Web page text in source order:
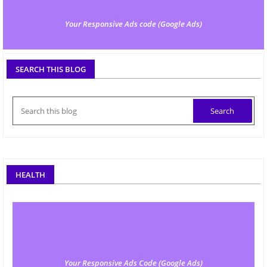
Your Responsive Ads code (Google Ads)
SEARCH THIS BLOG
HEALTH
Your Responsive Ads Code (Google Ads)